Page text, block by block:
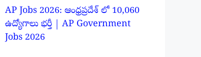
AP Jobs 2026: ఆంధ్రప్రదేశ్ లో 10,060
ఉద్యోగాలు భర్తీ | AP Government
Jobs 2026